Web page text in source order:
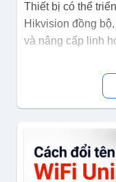
Thiết bị có thể
Hikvision đồng
và nâng cấp linh